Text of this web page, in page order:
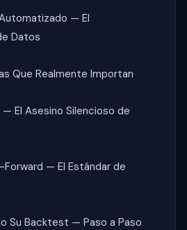
— El
Datos
Que Realmente Importan
El Asesino Silencioso de
Forward — El Estándar de
Su Backtest — Paso a Paso